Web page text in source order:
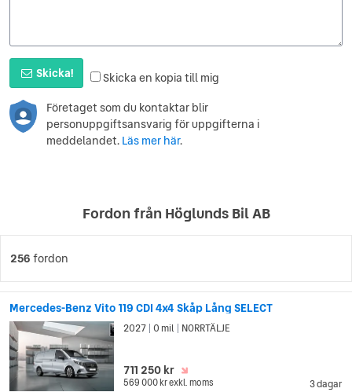
Skicka!
Skicka en kopia till mig
Företaget som du kontaktar blir
personuppgiftsansvarig för uppgifterna i
meddelandet. Läs mer här.
Fordon från Höglunds Bil AB
256 fordon
Mercedes-Benz Vito 119 CDI 4x4 Skåp Lång SELECT
3 dagar
2027 0 mil NORRTÄLJE
711 250 kr
569 000 krexkl. moms